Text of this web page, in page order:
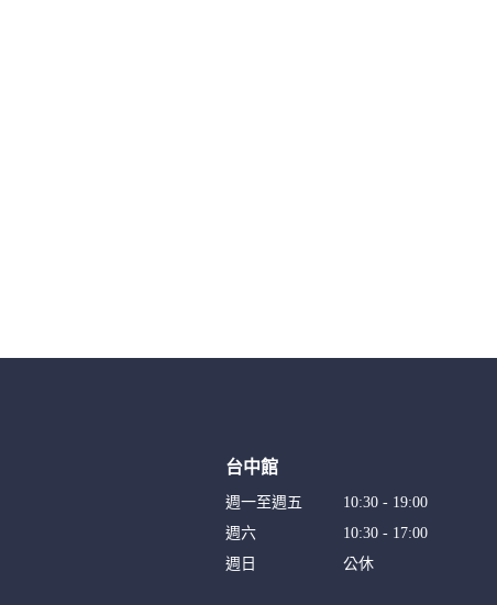
台中館
週一至週五
週六
週日
10:30 - 19:00
10:30 - 17:00
公休